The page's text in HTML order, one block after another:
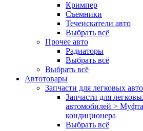
Кримпер
Съемники
Течеискатели авто
Выбрать всё
Прочее авто
Радиаторы
Выбрать всё
Выбрать всё
Автотовары
Запчасти для легковых
Запчасти для
автомобилей >
кондиционера
Выбрать всё